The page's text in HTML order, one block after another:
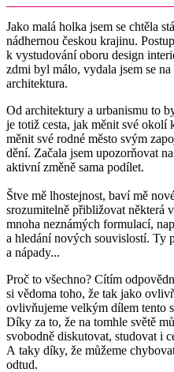
Jako malá holka jsem se chtěla
nádhernou českou krajinu.
k vystudování oboru design
zdmi byl málo, vydala jsem se
architektura.
Od architektury a urbanismu to
je totiž cesta, jak měnit své okolí
měnit své rodné město svým
dění. Začala jsem upozorňovat
aktivní změně sama podílet.
Štve mě lhostejnost, baví mě
srozumitelně přibližovat některá
mnoha neznámých formulací,
a hledání nových souvislostí. Ty
a nápady...
Proč to všechno? Cítím
si vědoma toho, že tak jako
ovlivňujeme velkým dílem tento
Díky za to, že na tomhle světě
svobodně diskutovat, studovat i
A taky díky, že můžeme
odtud.